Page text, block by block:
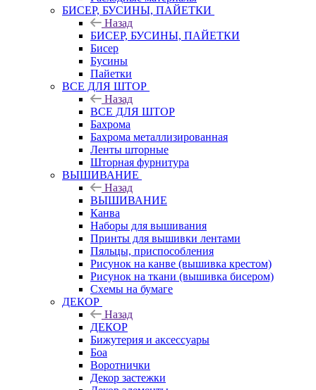
БИСЕР, БУСИНЫ, ПАЙЕТКИ
Назад
БИСЕР, БУСИНЫ, ПАЙЕТКИ
Бисер
Бусины
Пайетки
ВСЕ ДЛЯ ШТОР
Назад
ВСЕ ДЛЯ ШТОР
Бахрома
Бахрома металлизированная
Ленты шторные
Шторная фурнитура
ВЫШИВАНИЕ
Назад
ВЫШИВАНИЕ
Канва
Наборы для вышивания
Принты для вышивки лентами
Пяльцы, приспособления
Рисунок на канве (вышивка крестом)
Рисунок на ткани (вышивка бисером)
Схемы на бумаге
ДЕКОР
Назад
ДЕКОР
Бижутерия и аксессуары
Боа
Воротнички
Декор застежки